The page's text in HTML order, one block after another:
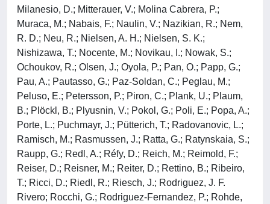
Milanesio, D.; Mitterauer, V.; Molina Cabrera, P.;
Muraca, M.; Nabais, F.; Naulin, V.; Nazikian, R.; Nem,
R. D.; Neu, R.; Nielsen, A. H.; Nielsen, S. K.;
Nishizawa, T.; Nocente, M.; Novikau, I.; Nowak, S.;
Ochoukov, R.; Olsen, J.; Oyola, P.; Pan, O.; Papp, G.;
Pau, A.; Pautasso, G.; Paz-Soldan, C.; Peglau, M.;
Peluso, E.; Petersson, P.; Piron, C.; Plank, U.; Plaum,
B.; Plöckl, B.; Plyusnin, V.; Pokol, G.; Poli, E.; Popa, A.;
Porte, L.; Puchmayr, J.; Pütterich, T.; Radovanovic, L.;
Ramisch, M.; Rasmussen, J.; Ratta, G.; Ratynskaia, S.;
Raupp, G.; Redl, A.; Réfy, D.; Reich, M.; Reimold, F.;
Reiser, D.; Reisner, M.; Reiter, D.; Rettino, B.; Ribeiro,
T.; Ricci, D.; Riedl, R.; Riesch, J.; Rodriguez, J. F.
Rivero; Rocchi, G.; Rodriguez-Fernandez, P.; Rohde,